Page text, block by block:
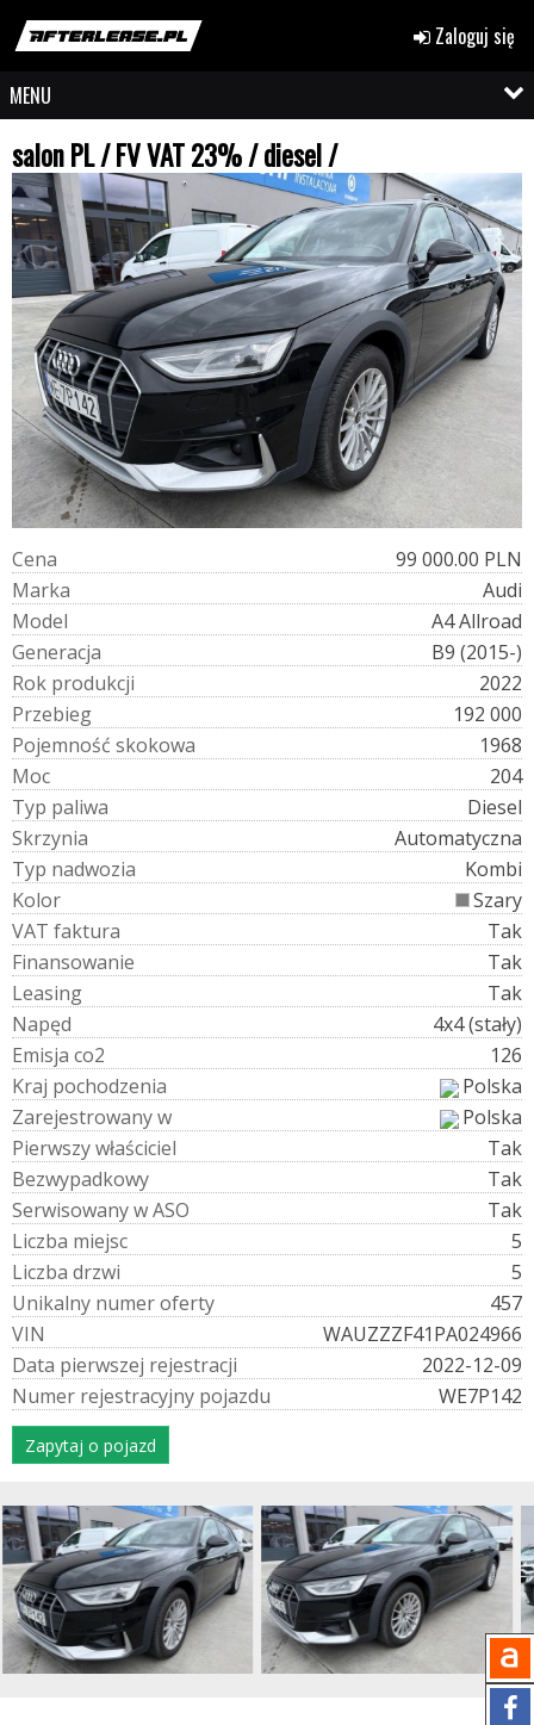
Zaloguj się
MENU
salon PL / FV VAT 23% / diesel /
Cena
99 000.00 PLN
Marka
Audi
Model
A4 Allroad
Generacja
B9 (2015-)
Rok produkcji
2022
Przebieg
192 000
Pojemność skokowa
1968
Moc
204
Typ paliwa
Diesel
Skrzynia
Automatyczna
Typ nadwozia
Kombi
Kolor
Szary
VAT faktura
Tak
Finansowanie
Tak
Leasing
Tak
Napęd
4x4 (stały)
Emisja co2
126
Kraj pochodzenia
Polska
Zarejestrowanyw
Polska
Pierwszywłaściciel
Tak
Bezwypadkowy
Tak
SerwisowanywASO
Tak
Liczba miejsc
5
Liczba drzwi
5
Unikalny numeroferty
457
VIN
WAUZZZF41PA024966
Data pierwszej rejestracji
2022-12-09
Numer rejestracyjny pojazdu WE7P142
Zapytaj o pojazd